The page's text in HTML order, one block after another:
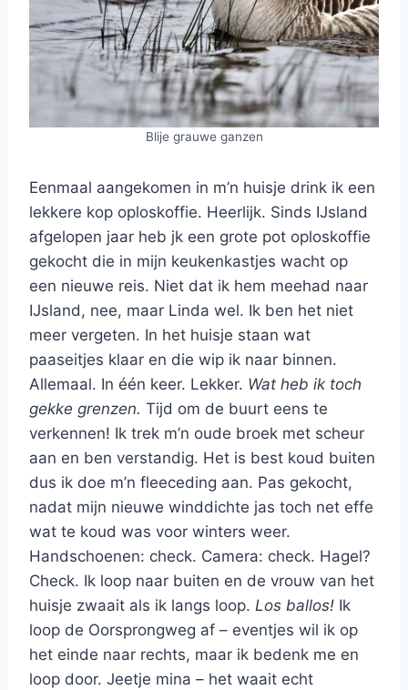
Blije grauwe ganzen
Eenmaal aangekomen in m’n huisje drink ik een
lekkere kop oploskoffie. Heerlijk. Sinds IJsland
afgelopen jaar heb jk een grote pot oploskoffie
gekocht die in mijn keukenkastjes wacht op
een nieuwe reis. Niet dat ik hem meehad naar
IJsland, nee, maar Linda wel. Ik ben het niet
meer vergeten. In het huisje staan wat
paaseitjes klaar en die wip ik naar binnen.
Allemaal. In één keer. Lekker. Wat heb ik toch
gekke grenzen. Tijd om de buurt eens te
verkennen! Ik trek m’n oude broek met scheur
aan en ben verstandig. Het is best koud buiten
dus ik doe m’n fleeceding aan. Pas gekocht,
nadat mijn nieuwe winddichte jas toch net effe
wat te koud was voor winters weer.
Handschoenen: check. Camera: check. Hagel?
Check. Ik loop naar buiten en de vrouw van het
huisje zwaait als ik langs loop. Los ballos! Ik
loop de Oorsprongweg af – eventjes wil ik op
het einde naar rechts, maar ik bedenk me en
loop door. Jeetje mina – het waait echt